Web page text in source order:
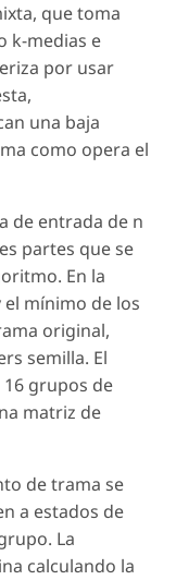
que toma
k-medias e
por usar
una baja
como opera el
de entrada de n
partes que se
En la
mínimo de los
original,
semilla. El
grupos de
matriz de
de trama se
a estados de
La
calculando la